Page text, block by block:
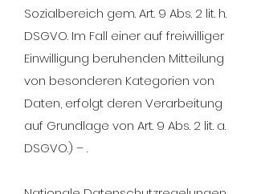
Sozialbereich gem. Art. 9 Abs. 2 lit. h.
DSGVO. Im Fall einer auf freiwilliger
Einwilligung beruhenden Mitteilung
von besonderen Kategorien von
Daten, erfolgt deren Verarbeitung
auf Grundlage von Art. 9 Abs. 2 lit. a.
DSGVO.) – .